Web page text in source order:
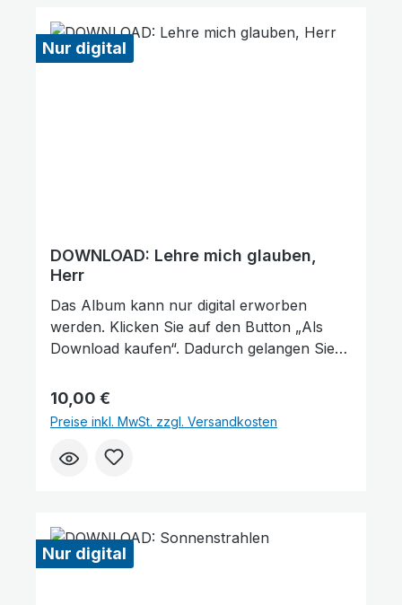
Nur digital
DOWNLOAD: Lehre mich glauben,
Herr
Das Album kann nur digital erworben
werden. Klicken Sie auf den Button „Als
Download kaufen“. Dadurch gelangen Sie
Friedensstimme. Dort finden Sie das Album
und können auch einzelne Tracks (Lieder)
nach Belieben kaufen. Wie gefällt Ihnen
unser Produkt? ★★★★★ Geben Sie
Regulärer Preis:
10,00 €
Preise inkl. MwSt. zzgl. Versandkosten
Nur digital